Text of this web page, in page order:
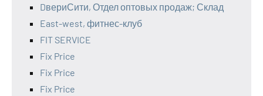
DвериСити, Отдел оптовых продаж; Склад
East-west, фитнес-клуб
FIT SERVICE
Fix Price
Fix Price
Fix Price